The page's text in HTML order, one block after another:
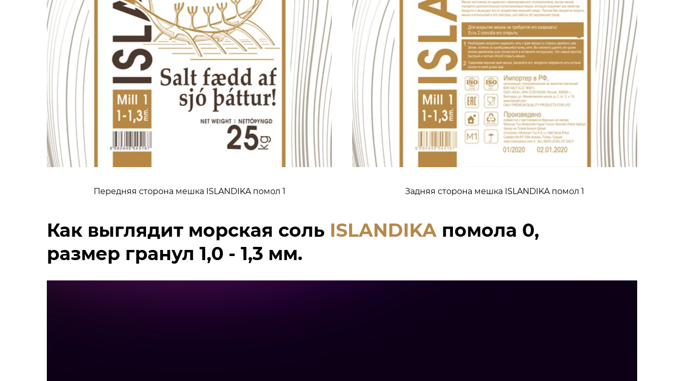
Передняя сторона мешка ISLANDIKA помол 1 Задняя сторона мешка ISLANDIKA помол 1
Как выглядит морская соль ISLANDIKA помола 0,
размер гранул 1,0 - 1,3 мм.